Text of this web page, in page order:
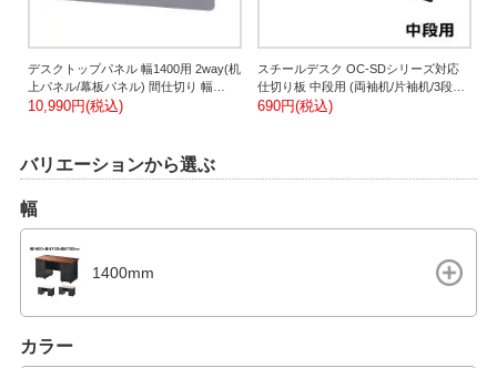
デスクトップパネル 幅1400用 2way(机
上パネル/幕板パネル) 間仕切り 幅
1400×厚み11×高さ800mm
10,990円(税込)
スチールデスク OC-SDシリーズ対応
仕切り板 中段用 (両袖机/片袖机/3段脇
机用)
690円(税込)
バリエーションから選ぶ
幅
1400mm
カラー